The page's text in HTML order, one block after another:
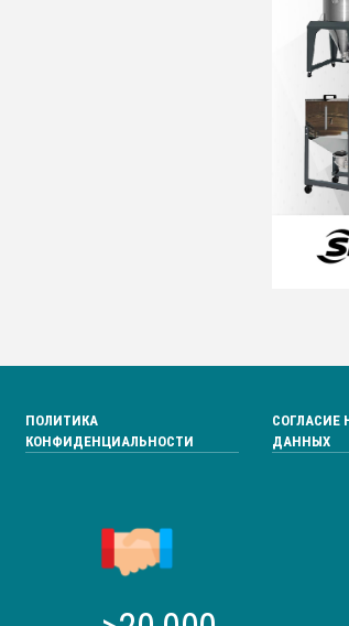
ПОЛИТИКА
КОНФИДЕНЦИАЛЬНОСТИ
СОГЛАСИЕ
ДАННЫХ